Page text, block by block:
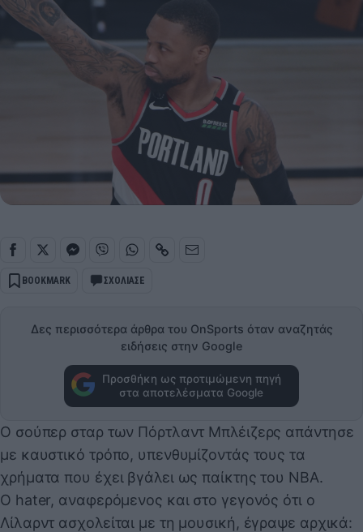
BOOKMARK ΣΧΟΛΙΑΣΕ
Δες περισσότερα άρθρα του OnSports όταν αναζητάς
ειδήσεις στην Google
Προσθήκη ως προτιμώμενη πηγή
στα αποτελέσματα Google
Ο σούπερ σταρ των Πόρτλαντ Μπλέιζερς απάντησε
με καυστικό τρόπο, υπενθυμίζοντάς τους τα
χρήματα που έχει βγάλει ως παίκτης του ΝΒΑ.
Ο hater, αναφερόμενος και στο γεγονός ότι ο
Λίλαρντ ασχολείται με τη μουσική, έγραψε αρχικά: